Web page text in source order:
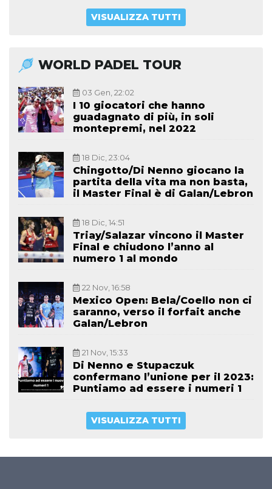
VISUALIZZA TUTTI
WORLD PADEL TOUR
03 Gen, 22:02
I 10 giocatori che hanno
guadagnato di più, in soli
montepremi, nel 2022
18 Dic, 23:04
Chingotto/Di Nenno giocano la
partita della vita ma non basta,
il Master Final è di Galan/Lebron
18 Dic, 14:51
Triay/Salazar vincono il Master
Final e chiudono l’anno al
numero 1 al mondo
22 Nov, 16:58
Mexico Open: Bela/Coello non ci
saranno, verso il forfait anche
Galan/Lebron
21 Nov, 15:33
Di Nenno e Stupaczuk
confermano l’unione per il 2023:
Puntiamo ad essere i numeri 1
VISUALIZZA TUTTI